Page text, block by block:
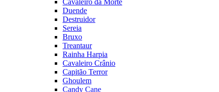
Cavaleiro da Morte
Duende
Destruidor
Sereia
Bruxo
Treantaur
Rainha Harpia
Cavaleiro Crânio
Capitão Terror
Ghoulem
Candy Cane